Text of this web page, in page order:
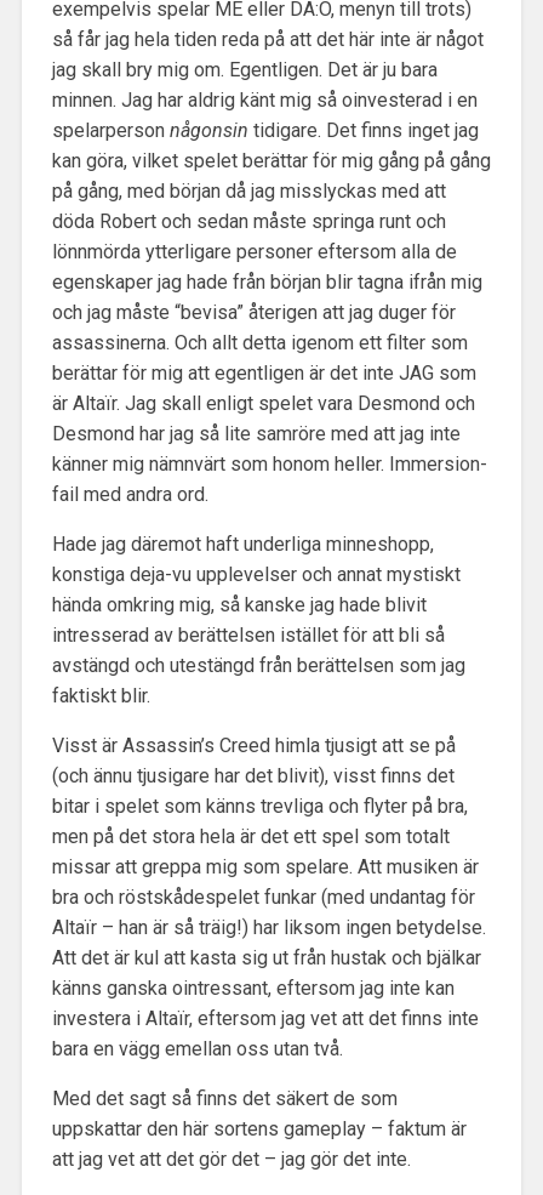
exempelvis spelar ME eller DA:O, menyn till trots)
så får jag hela tiden reda på att det här inte är något
jag skall bry mig om. Egentligen. Det är ju bara
minnen. Jag har aldrig känt mig så oinvesterad i en
spelarperson någonsin tidigare. Det finns inget jag
kan göra, vilket spelet berättar för mig gång på gång
på gång, med början då jag misslyckas med att
döda Robert och sedan måste springa runt och
lönnmörda ytterligare personer eftersom alla de
egenskaper jag hade från början blir tagna ifrån mig
och jag måste “bevisa” återigen att jag duger för
assassinerna. Och allt detta igenom ett filter som
berättar för mig att egentligen är det inte JAG som
är Altaïr. Jag skall enligt spelet vara Desmond och
Desmond har jag så lite samröre med att jag inte
känner mig nämnvärt som honom heller. Immersion-
fail med andra ord.
Hade jag däremot haft underliga minneshopp,
konstiga deja-vu upplevelser och annat mystiskt
hända omkring mig, så kanske jag hade blivit
intresserad av berättelsen istället för att bli så
avstängd och utestängd från berättelsen som jag
faktiskt blir.
Visst är Assassin’s Creed himla tjusigt att se på
(och ännu tjusigare har det blivit), visst finns det
bitar i spelet som känns trevliga och flyter på bra,
men på det stora hela är det ett spel som totalt
missar att greppa mig som spelare. Att musiken är
bra och röstskådespelet funkar (med undantag för
Altaïr – han är så träig!) har liksom ingen betydelse.
Att det är kul att kasta sig ut från hustak och bjälkar
känns ganska ointressant, eftersom jag inte kan
investera i Altaïr, eftersom jag vet att det finns inte
bara en vägg emellan oss utan två.
Med det sagt så finns det säkert de som
uppskattar den här sortens gameplay – faktum är
att jag vet att det gör det – jag gör det inte.